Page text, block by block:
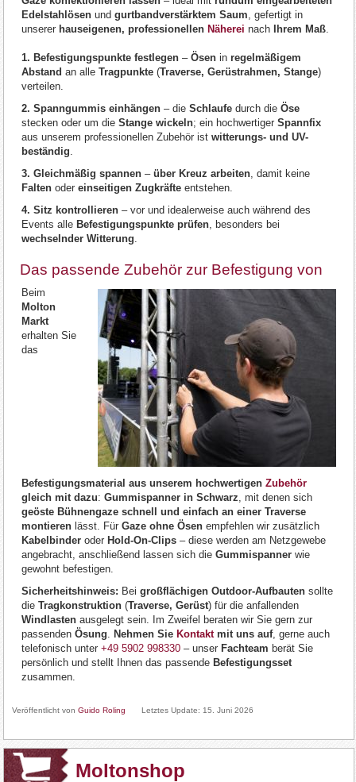
Edelstahlösen undgurtbandverstärktem Saum, gefertigt in
unserer hauseigenen, professionellen Näherei nach Ihrem Maß.
1. Befestigungspunkte festlegen –Ösen inregelmäßigem
Abstand an alleTragpunkte (Traverse, Gerüstrahmen, Stange)
verteilen.
2. Spanngummis einhängen – dieSchlaufe durch dieÖse
stecken oder um dieStange wickeln; ein hochwertigerSpannfix
aus unserem professionellen Zubehör istwitterungs- und UV-
beständig.
3. Gleichmäßig spannen –über Kreuz arbeiten, damit keine
Falten odereinseitigen Zugkräfte entstehen.
4. Sitz kontrollieren – vor und idealerweise auch während des
Events alle Befestigungspunkte prüfen, besonders bei
wechselnder Witterung.
Das passende Zubehör zur Befestigung von
Beim
Molton
Markt
erhalten Sie
das
Befestigungsmaterial aus unserem hochwertigenZubehör
gleich mit dazu:Gummispanner in Schwarz, mit denen sich
geöste Bühnengaze schnell und einfach an einer Traverse
montieren lässt. FürGaze ohne Ösen empfehlen wir zusätzlich
Kabelbinder oder Hold-On-Clips – diese werden am Netzgewebe
angebracht, anschließend lassen sich dieGummispanner wie
gewohnt befestigen.
Sicherheitshinweis: Beigroßflächigen Outdoor-Aufbauten sollte
dieTragkonstruktion (Traverse, Gerüst) für die anfallenden
Windlasten ausgelegt sein. Im Zweifel beraten wir Sie gern zur
passendenÖsung. Nehmen Sie Kontaktmit uns auf, gerne auch
telefonisch unter+49 5902 998330 – unser Fachteam berät Sie
persönlich und stellt Ihnen das passende Befestigungsset
zusammen.
Veröffentlicht vonGuido Roling Letztes Update: 15. Juni 2026
Moltonshop